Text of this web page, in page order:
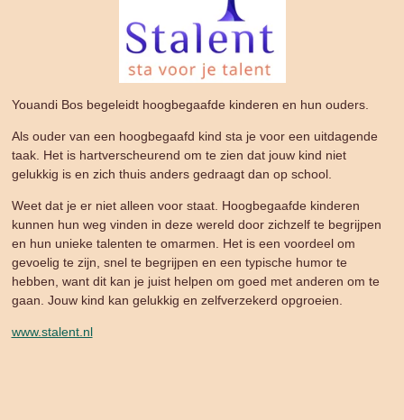
Youandi Bos begeleidt hoogbegaafde kinderen en hun ouders.
Als ouder van een hoogbegaafd kind sta je voor een uitdagende
taak. Het is hartverscheurend om te zien dat jouw kind niet
gelukkig is en zich thuis anders gedraagt dan op school.
Weet dat je er niet alleen voor staat. Hoogbegaafde kinderen
kunnen hun weg vinden in deze wereld door zichzelf te begrijpen
en hun unieke talenten te omarmen. Het is een voordeel om
gevoelig te zijn, snel te begrijpen en een typische humor te
hebben, want dit kan je juist helpen om goed met anderen om te
gaan. Jouw kind kan gelukkig en zelfverzekerd opgroeien.
www.stalent.nl